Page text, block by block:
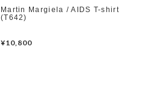
Martin Margiela / AIDS T-shirt
(T642)
¥10,800